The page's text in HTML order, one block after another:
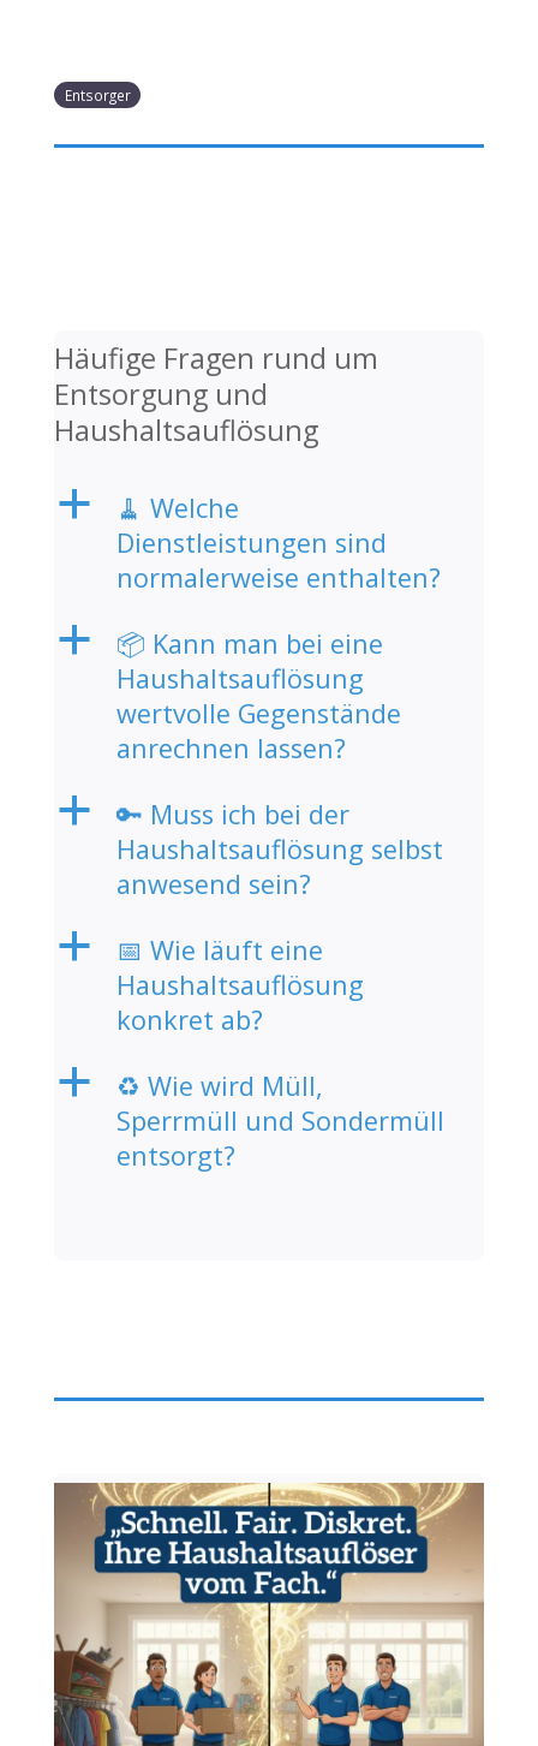
Entsorger
Häufige Fragen rund um
Entsorgung und
Haushaltsauflösung
a
🧹 Welche
Dienstleistungen sind
normalerweise enthalten?
a
📦 Kann man bei eine
Haushaltsauflösung
wertvolle Gegenstände
anrechnen lassen?
a
🔑 Muss ich bei der
Haushaltsauflösung selbst
anwesend sein?
a
📅 Wie läuft eine
Haushaltsauflösung
konkret ab?
a
♻️ Wie wird Müll,
Sperrmüll und Sondermüll
entsorgt?